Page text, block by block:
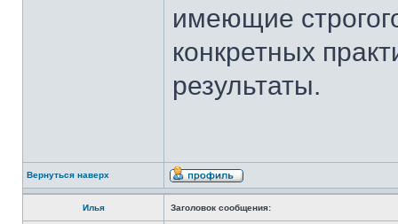
имеющие
конкретных
результаты.
Вернуться наверх
Илья Заголовок сообщения: